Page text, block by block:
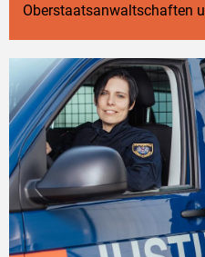
Oberstaatsanwaltschaften